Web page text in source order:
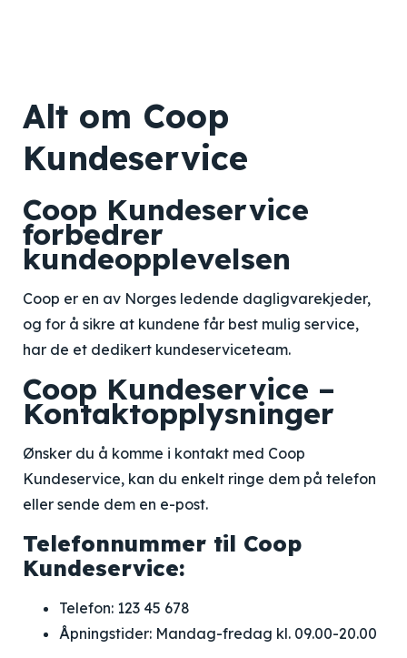
Alt om Coop
Kundeservice
Coop Kundeservice
forbedrer
kundeopplevelsen
Coop er en av Norges ledende dagligvarekjeder,
og for å sikre at kundene får best mulig service,
har de et dedikert kundeserviceteam.
Coop Kundeservice –
Kontaktopplysninger
Ønsker du å komme i kontakt med Coop
Kundeservice, kan du enkelt ringe dem på telefon
eller sende dem en e-post.
Telefonnummer til Coop
Kundeservice:
Telefon: 123 45 678
Åpningstider: Mandag-fredag kl. 09.00-20.00